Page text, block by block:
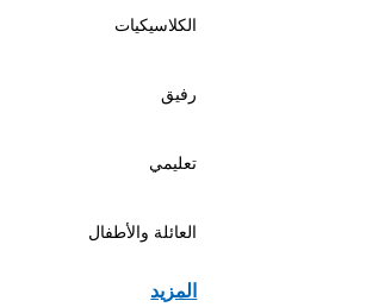
الكلاسيكيات
رفيق
تعليمي
العائلة والأطفال
المزيد